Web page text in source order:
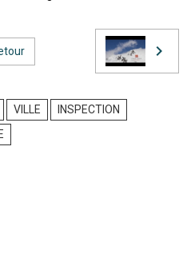
VILLE
INSPECTION